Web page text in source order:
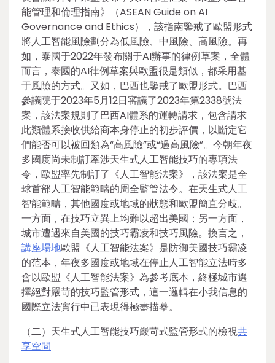
能管理和倫理指南》（ASEAN Guide on AI
Governance and Ethics），該指南鑒戒了歐盟形式
將人工智能風險劃分為低風險、中風險、高風險。再
如，泰國于2022年發布關于AI辦事的律例草案，全體
而言，泰國的AI律例草案與歐盟很是類似，都采用基
于風險的方式。又如，巴西也鑒戒了歐盟形式。巴西
參議院于2023年5月12日審議了2023年第2338號法
案，該法案規則了巴西AI體系的運轉請求，包含請求
此類體系接收供給商本身停止的初步評價，以斷定它
們能否可以被回類為“高風險”或“過高風險”。今朝年夜
多國度尚未制訂牽涉天生式人工智能技巧的專項法
令，歐盟率先制訂了《人工智能法案》，該法案是全
球首部人工智能範疇的周全監管法令。在天生式人工
智能範疇，其他國度或地域的狀態和歐盟簡直分歧。
一方面，在技巧立異上均難以超出美國；另一方面，
城市遭遇來自美國的技巧霸凌和技巧風險。換言之，
講座場地歐盟《人工智能法案》是防御美國技巧霸凌
的范本，年夜多國度或地域在停止人工智能立法時多
會以歐盟《人工智能法案》為參考底本，終極城市選
擇絕對嚴苛的技巧監管形式，這一邏輯在小我信息的
國際立法實行中已表現得極盡描摹。
（二）天生式人工智能技巧嚴苛式監管形式的檢視共
享空間